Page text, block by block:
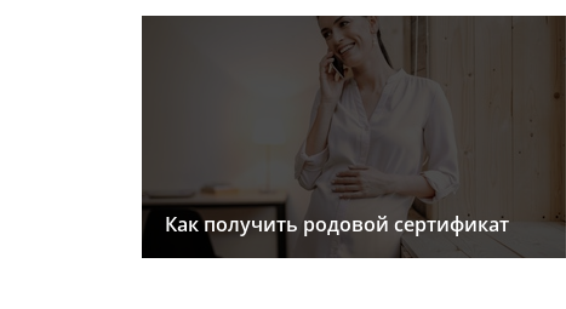
Как получить родовой сертификат